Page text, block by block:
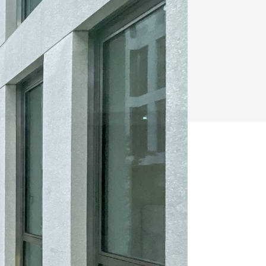
Klimatizácia a vetranie
Milan Murcka